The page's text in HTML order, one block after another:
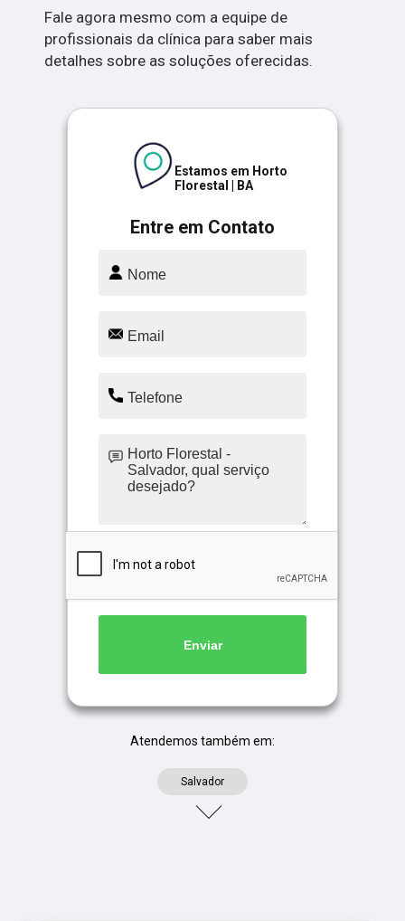
Fale agora mesmo com a equipe de
profissionais da clínica para saber mais
detalhes sobre as soluções oferecidas.
Entre em Contato
Estamos em Horto
Florestal | BA
Enviar
Atendemos também em:
Salvador